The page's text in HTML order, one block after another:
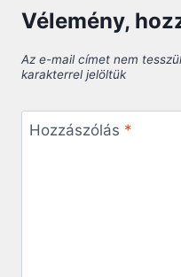
Vélemény,
Az e-mail címet nem
karakterrel jelöltük
Hozzászólás *